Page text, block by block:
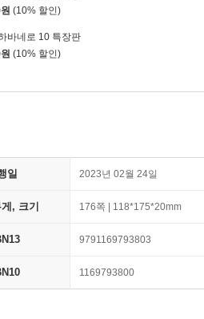
원 (10% 할인)
바네로 10 특장판
원 (10% 할인)
일 2023년 02월 24일
, 크기 176쪽 | 118*175*20mm
9791169793803
1169793800